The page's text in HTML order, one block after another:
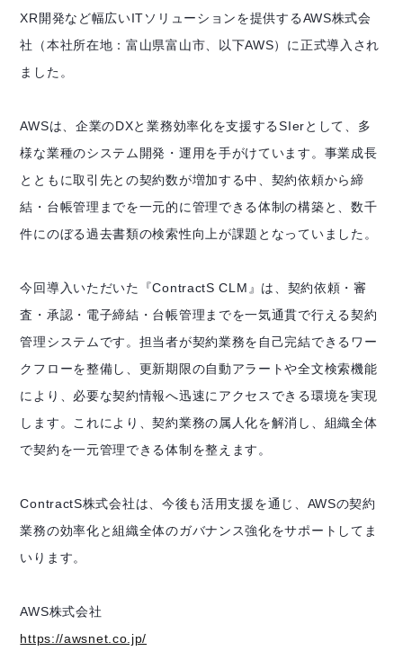
XR開発など幅広いITソリューションを提供するAWS株式会
社（本社所在地：富山県富山市、以下AWS）に正式導入され
ました。
AWSは、企業のDXと業務効率化を支援するSIerとして、多
様な業種のシステム開発・運用を手がけています。事業成長
とともに取引先との契約数が増加する中、契約依頼から締
結・台帳管理までを一元的に管理できる体制の構築と、数千
件にのぼる過去書類の検索性向上が課題となっていました。
今回導入いただいた『ContractS CLM』は、契約依頼・審
査・承認・電子締結・台帳管理までを一気通貫で行える契約
管理システムです。担当者が契約業務を自己完結できるワー
クフローを整備し、更新期限の自動アラートや全文検索機能
により、必要な契約情報へ迅速にアクセスできる環境を実現
します。これにより、契約業務の属人化を解消し、組織全体
で契約を一元管理できる体制を整えます。
ContractS株式会社は、今後も活用支援を通じ、AWSの契約
業務の効率化と組織全体のガバナンス強化をサポートしてま
いります。
AWS株式会社
https://awsnet.co.jp/